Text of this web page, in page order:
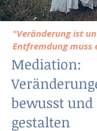
"Veränderung ist
Entfremdung muss
Mediation:
bewusst
gestalten